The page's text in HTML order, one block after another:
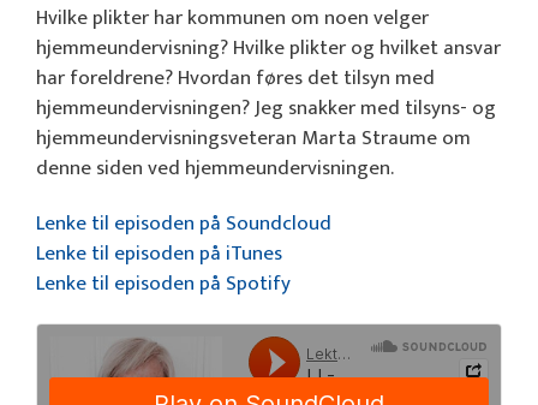
Hvilke plikter har kommunen om noen velger
hjemmeundervisning? Hvilke plikter og hvilket ansvar
har foreldrene? Hvordan føres det tilsyn med
hjemmeundervisningen? Jeg snakker med tilsyns- og
hjemmeundervisningsveteran Marta Straume om
denne siden ved hjemmeundervisningen.
Lenke til episoden på Soundcloud
Lenke til episoden på iTunes
Lenke til episoden på Spotify